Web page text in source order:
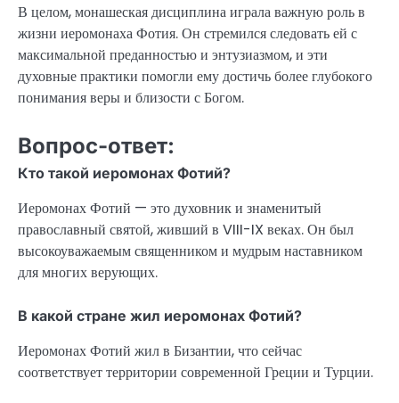
В целом, монашеская дисциплина играла важную роль в
жизни иеромонаха Фотия. Он стремился следовать ей с
максимальной преданностью и энтузиазмом, и эти
духовные практики помогли ему достичь более глубокого
понимания веры и близости с Богом.
Вопрос-ответ:
Кто такой иеромонах Фотий?
Иеромонах Фотий — это духовник и знаменитый
православный святой, живший в VIII-IX веках. Он был
высокоуважаемым священником и мудрым наставником
для многих верующих.
В какой стране жил иеромонах Фотий?
Иеромонах Фотий жил в Бизантии, что сейчас
соответствует территории современной Греции и Турции.